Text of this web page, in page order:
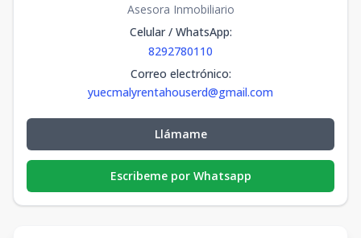
Asesora Inmobiliario
Celular / WhatsApp:
8292780110
Correo electrónico:
yuecmalyrentahouserd@gmail.com
Llámame
Escribeme por Whatsapp